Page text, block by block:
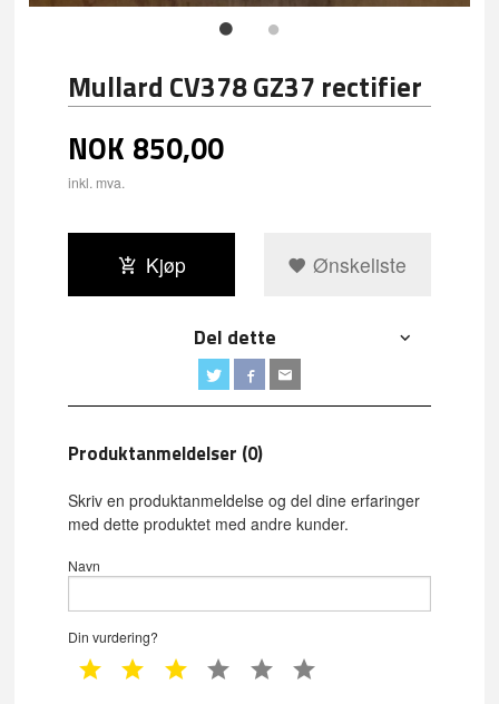
Mullard CV378 GZ37 rectifier
NOK 850,00
inkl. mva.
Kjøp Ønskeliste
Del dette
Produktanmeldelser (0)
Skriv en produktanmeldelse og del dine erfaringer
med dette produktet med andre kunder.
Navn
Din vurdering?
1 star 2 star 3 star 4 star 5 star